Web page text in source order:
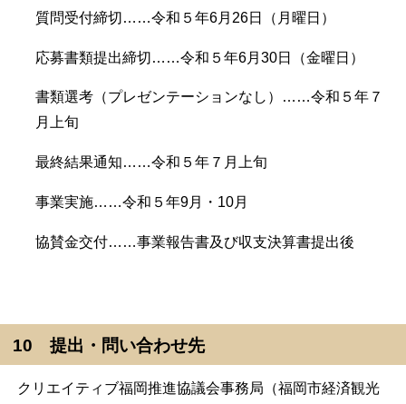
質問受付締切……令和５年6月26日（月曜日）
応募書類提出締切……令和５年6月30日（金曜日）
書類選考（プレゼンテーションなし）……令和５年７
月上旬
最終結果通知……令和５年７月上旬
事業実施……令和５年9月・10月
協賛金交付……事業報告書及び収支決算書提出後
10 提出・問い合わせ先
クリエイティブ福岡推進協議会事務局（福岡市経済観光